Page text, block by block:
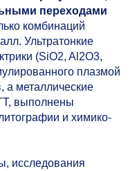
переходами
комбинаций
Ультратонкие
(SiO2, Al2O3,
плазмой
а металлические
выполнены
и химико-
исследования